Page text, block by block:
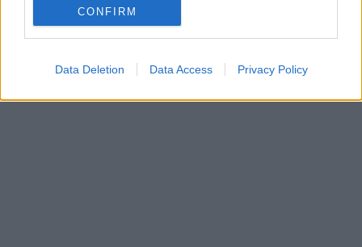
CONFIRM
Data Deletion Data Access Privacy Policy